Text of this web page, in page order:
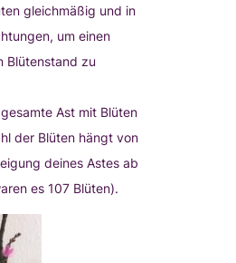
gleichmäßig und in
um einen
Blütenstand zu
Ast mit Blüten
der Blüten hängt von
deines Astes ab
es 107 Blüten).